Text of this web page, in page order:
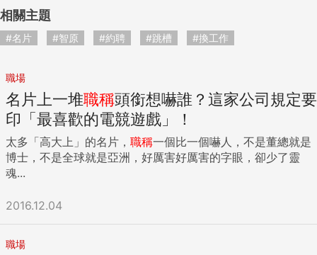
相關主題
#名片 #智原 #約聘 #跳槽 #換工作
職場
名片上一堆職稱頭銜想嚇誰？這家公司規定要
印「最喜歡的電競遊戲」！
太多「高大上」的名片， 職稱一個比一個嚇人，不是董總就是
博士，不是全球就是亞洲，好厲害好厲害的字眼，卻少了靈
魂...
2016.12.04
職場